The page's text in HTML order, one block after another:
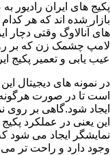
پکیج های ایران رادیور
بازار شده اند که هر
های آنالاوگ وقتی دچار
لامپ چشمک زن که بر روی
عیب یابی و تعمیر پکیج
در نمونه های دیجیتال
است تا در صورت هرگونه
ایجاد شود.گاهی بر
این یعنی در عملکرد
نمایشگر ایجاد می شود
وجود دارد و راحت تر می